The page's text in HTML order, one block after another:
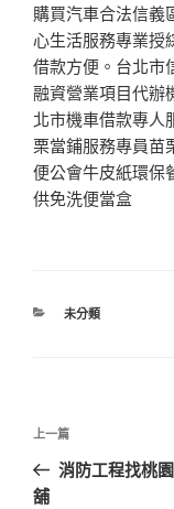
購買汽車合法信義
心生活服務專業授
借款方便。台北市
融資營業項目代辦
北市機車借款專人
栗當鋪服務專員苗
便公會牛皮紙環保
供免洗便當盒
分
未分類
文
導
上
一
篇
上一篇
消防工程找桃
舖